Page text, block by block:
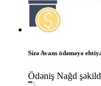
Sizə Avans ödəməyə
Ödəniş Nağd